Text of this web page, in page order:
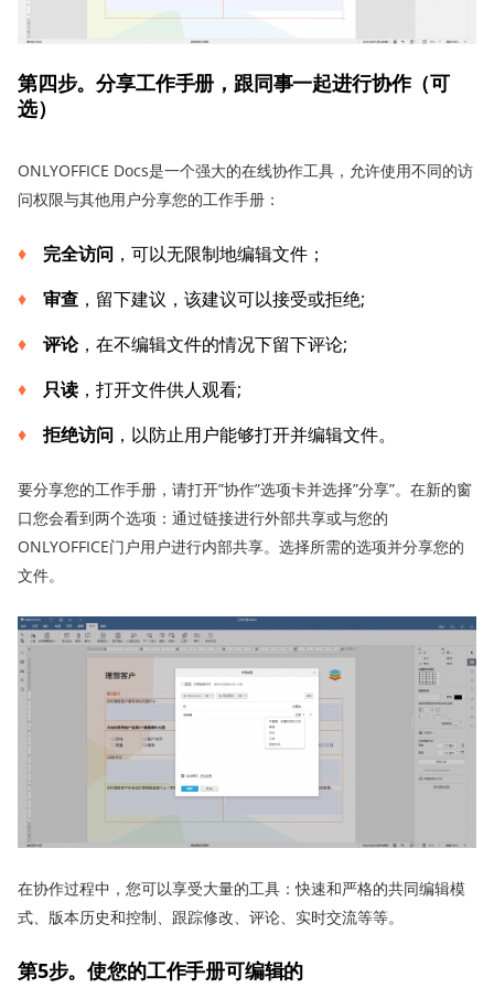
第四步。分享工作手册，跟同事一起进行协作（可
选）
ONLYOFFICE Docs是一个强大的在线协作工具，允许使用不同的访
问权限与其他用户分享您的工作手册：
完全访问 ，可以无限制地编辑文件；
审查 ，留下建议，该建议可以接受或拒绝;
评论，在不编辑文件的情况下留下评论;
只读 ，打开文件供人观看;
拒绝访问 ，以防止用户能够打开并编辑文件。
要分享您的工作手册，请打开”协作”选项卡并选择”分享”。在新的窗
口您会看到两个选项：通过链接进行外部共享或与您的
ONLYOFFICE门户用户进行内部共享。选择所需的选项并分享您的
文件。
在协作过程中，您可以享受大量的工具：快速和严格的共同编辑模
式、版本历史和控制、跟踪修改、评论、实时交流等等。
第5步。使您的工作手册可编辑的